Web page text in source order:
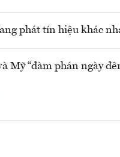
phát tín hiệu khác
Mỹ “đàm phán ngày